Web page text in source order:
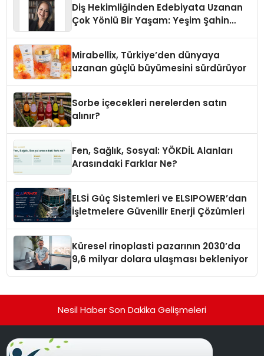
Diş Hekimliğinden Edebiyata Uzanan
Çok Yönlü Bir Yaşam: Yeşim Şahin
Mirabellix, Türkiye’den dünyaya
uzanan güçlü büyümesini sürdürüyor
Sorbe içecekleri nerelerden satın
alınır?
Fen, Sağlık, Sosyal: YÖKDİL Alanları
Arasındaki Farklar Ne?
ELSİ Güç Sistemleri ve ELSIPOWER’dan
İşletmelere Güvenilir Enerji Çözümleri
Küresel rinoplasti pazarının 2030’da
9,6 milyar dolara ulaşması bekleniyor
Nesil Haber Son Dakika Gelişmeleri